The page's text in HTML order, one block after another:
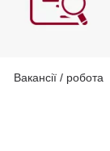
Вакансії / робота